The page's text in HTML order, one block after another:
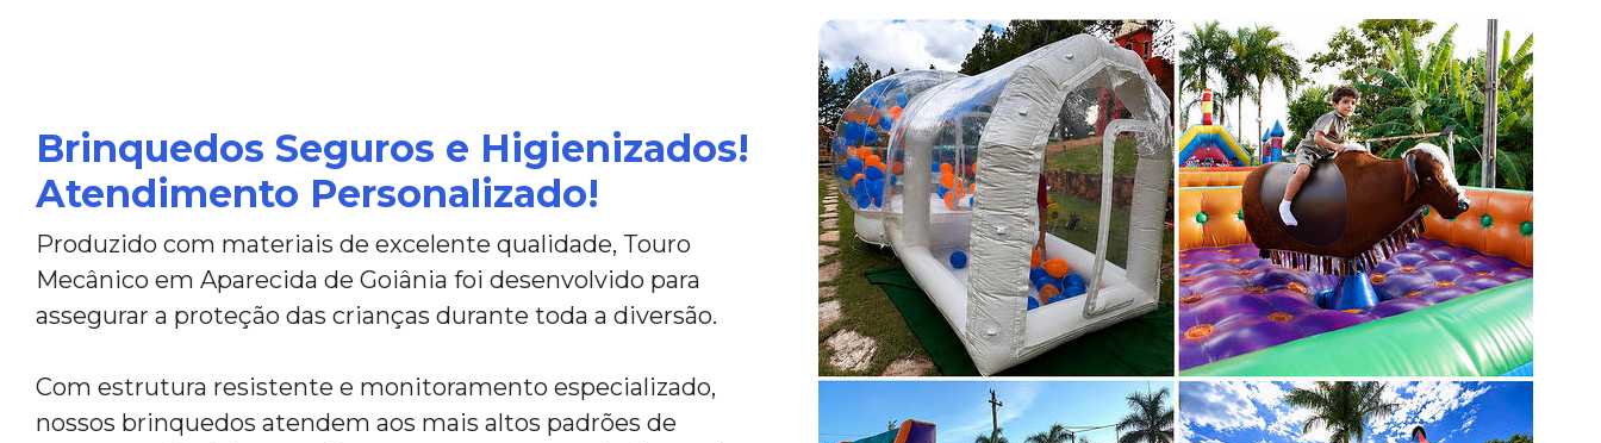
Brinquedos Seguros e Higienizados!
Atendimento Personalizado!
Produzido com materiais de excelente qualidade, Touro
Mecânico em Aparecida de Goiânia foi desenvolvido para
assegurar a proteção das crianças durante toda a diversão.
Com estrutura resistente e monitoramento especializado,
nossos brinquedos atendem aos mais altos padrões de